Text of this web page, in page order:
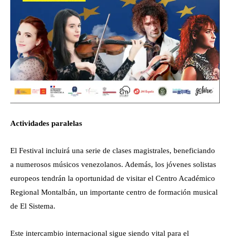
Actividades paralelas
El Festival incluirá una serie de clases magistrales, beneficiando
a numerosos músicos venezolanos. Además, los jóvenes solistas
europeos tendrán la oportunidad de visitar el Centro Académico
Regional Montalbán, un importante centro de formación musical
de El Sistema.
Este intercambio internacional sigue siendo vital para el